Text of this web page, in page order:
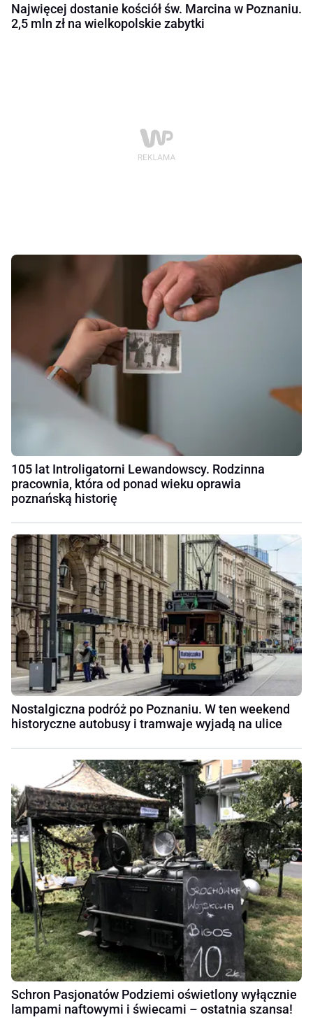
Najwięcej dostanie kościół św. Marcina w Poznaniu.
2,5 mln zł na wielkopolskie zabytki
105 lat Introligatorni Lewandowscy. Rodzinna
pracownia, która od ponad wieku oprawia
poznańską historię
Nostalgiczna podróż po Poznaniu. W ten weekend
historyczne autobusy i tramwaje wyjadą na ulice
Schron Pasjonatów Podziemi oświetlony wyłącznie
lampami naftowymi i świecami – ostatnia szansa!